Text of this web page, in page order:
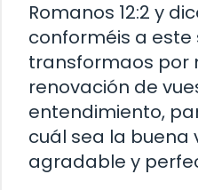
Romanos 12:2 y
conforméis a este
transformaos por
renovación de
entendimiento,
cuál sea la buena
agradable y